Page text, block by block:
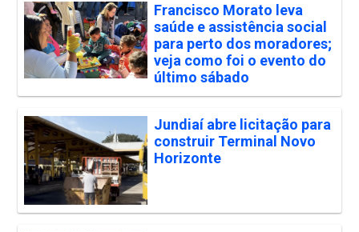
Francisco Morato leva
saúde e assistência social
para perto dos moradores;
veja como foi o evento do
último sábado
Jundiaí abre licitação para
construir Terminal Novo
Horizonte